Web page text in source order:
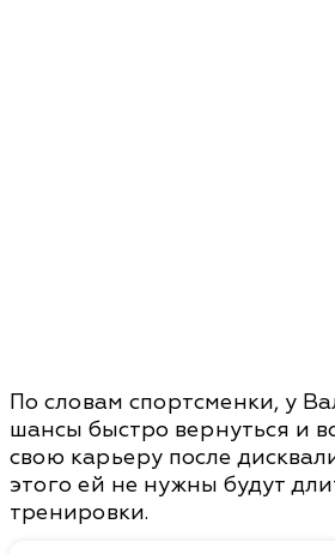
По словам спортсменки, у
шансы быстро вернуться и
свою карьеру после
этого ей не нужны будут
тренировки.